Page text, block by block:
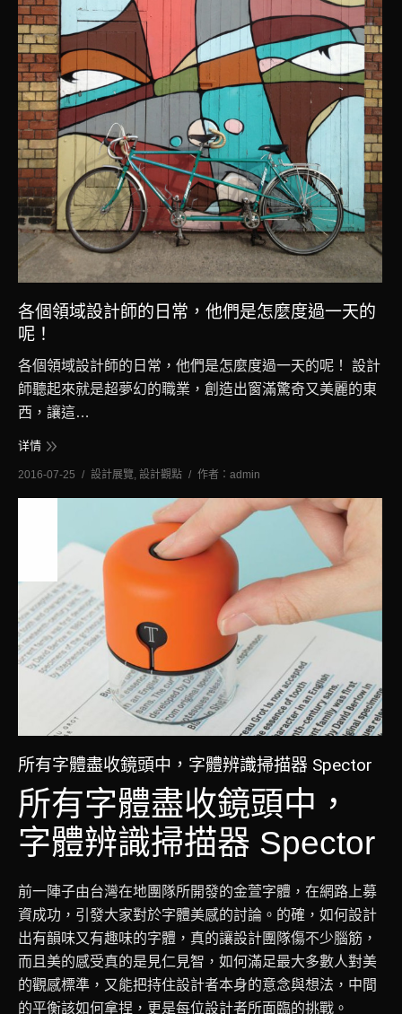
各個領域設計師的日常，他們是怎麼度過一天的
呢！
各個領域設計師的日常，他們是怎麼度過一天的呢！ 設計
師聽起來就是超夢幻的職業，創造出窗滿驚奇又美麗的東
西，讓這…
详情
2016-07-25 設計展覽, 設計觀點 作者： admin
所有字體盡收鏡頭中，字體辨識掃描器 Spector
所有字體盡收鏡頭中，
字體辨識掃描器 Spector
前一陣子由台灣在地團隊所開發的金萱字體，在網路上募
資成功，引發大家對於字體美感的討論。的確，如何設計
出有韻味又有趣味的字體，真的讓設計團隊傷不少腦筋，
而且美的感受真的是見仁見智，如何滿足最大多數人對美
的觀感標準，又能把持住設計者本身的意念與想法，中間
的平衡該如何拿捏，更是每位設計者所面臨的挑戰。